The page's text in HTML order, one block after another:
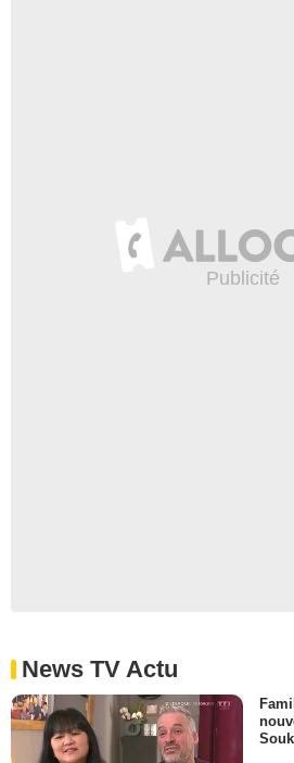
News TV Actu